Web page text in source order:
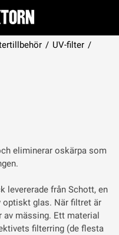
/ UV-filter /
eliminerar oskärpa som
levererade från Schott, en
optiskt glas. När filtret är
av mässing. Ett material
filterring (de flesta